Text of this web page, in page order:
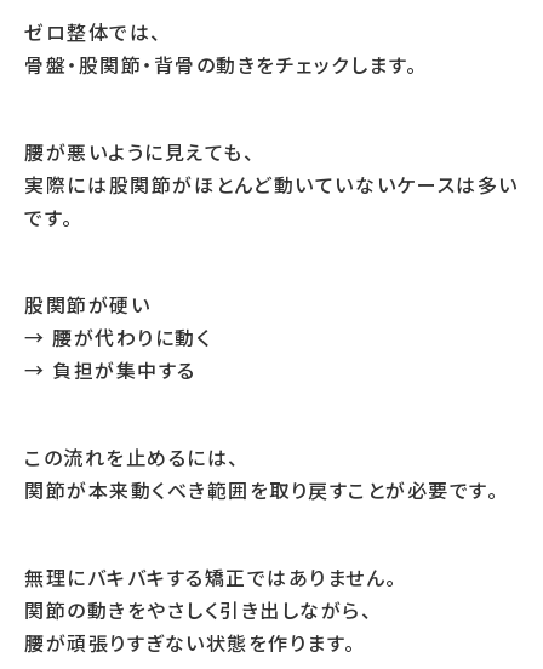
ゼロ整体では、
骨盤・股関節・背骨の動きをチェックします。
腰が悪いように見えても、
実際には股関節がほとんど動いていないケースは多い
です。
股関節が硬い
→ 腰が代わりに動く
→ 負担が集中する
この流れを止めるには、
関節が本来動くべき範囲を取り戻すことが必要です。
無理にバキバキする矯正ではありません。
関節の動きをやさしく引き出しながら、
腰が頑張りすぎない状態を作ります。